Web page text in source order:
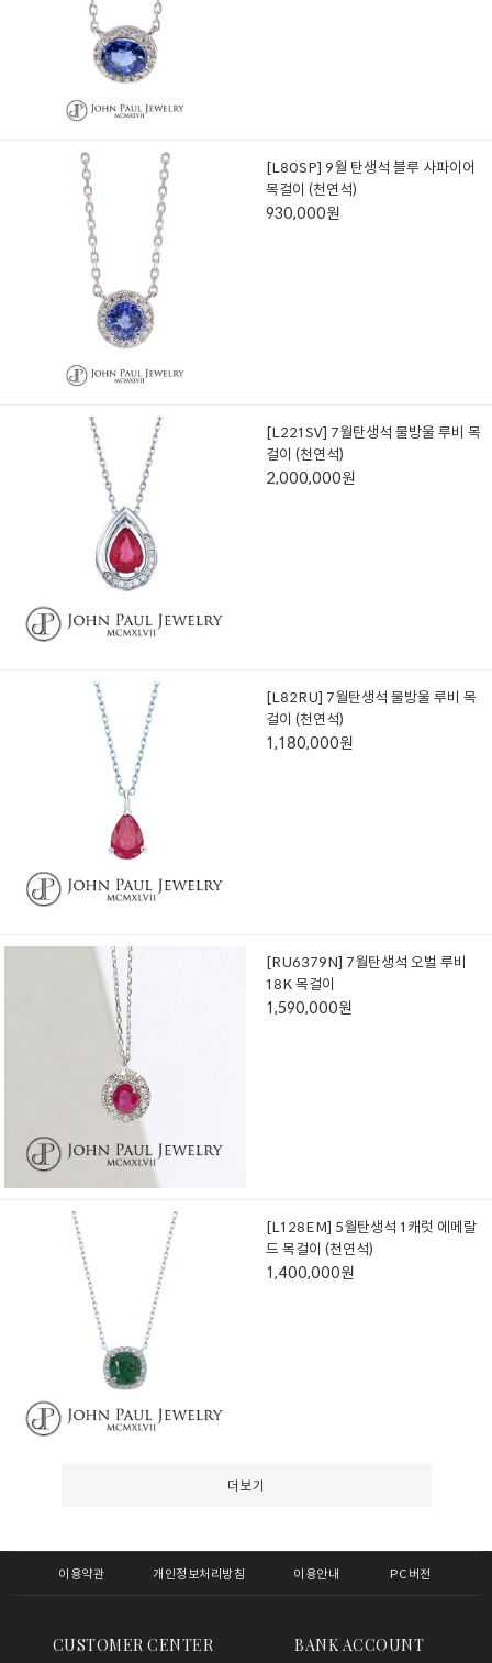
[L80SP] 9월 탄생석 블루 사파이어
목걸이 (천연석)
930,000원
[L221SV] 7월탄생석 물방울 루비 목
걸이 (천연석)
2,000,000원
[L82RU] 7월탄생석 물방울 루비 목
걸이 (천연석)
1,180,000원
[RU6379N] 7월탄생석 오벌 루비
18K 목걸이
1,590,000원
[L128EM] 5월탄생석 1캐럿 에메랄
드 목걸이 (천연석)
1,400,000원
더보기
이용약관 개인정보처리방침 이용안내 PC버전
CUSTOMER CENTER BANK ACCOUNT